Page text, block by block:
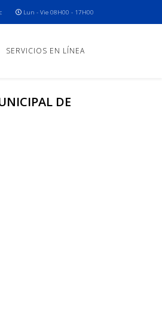
Lun - Vie 08H00 - 17H00
SERVICIOS EN LÍNEA
DE